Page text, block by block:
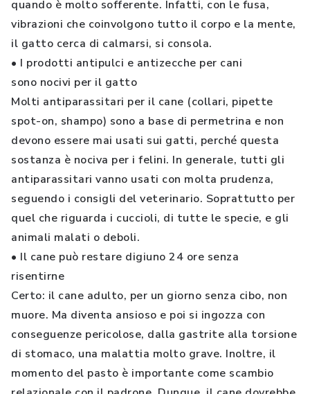
quando è molto sofferente. Infatti, con le fusa,
vibrazioni che coinvolgono tutto il corpo e la mente,
il gatto cerca di calmarsi, si consola.
• I prodotti antipulci e antizecche per cani
sono nocivi per il gatto
Molti antiparassitari per il cane (collari, pipette
spot-on, shampo) sono a base di permetrina e non
devono essere mai usati sui gatti, perché questa
sostanza è nociva per i felini. In generale, tutti gli
antiparassitari vanno usati con molta prudenza,
seguendo i consigli del veterinario. Soprattutto per
quel che riguarda i cuccioli, di tutte le specie, e gli
animali malati o deboli.
• Il cane può restare digiuno 24 ore senza
risentirne
Certo: il cane adulto, per un giorno senza cibo, non
muore. Ma diventa ansioso e poi si ingozza con
conseguenze pericolose, dalla gastrite alla torsione
di stomaco, una malattia molto grave. Inoltre, il
momento del pasto è importante come scambio